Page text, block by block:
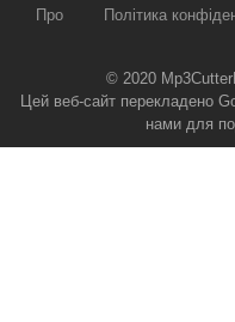
Про Політика
© 2020
Цей веб-сайт перекладено
нами для